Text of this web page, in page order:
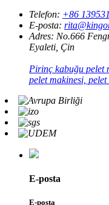
Telefon: +86
E-posta:
Adres: No.666
Eyaleti, Çin
Pirinç kabuğu pelet
pelet makinesi, pelet
E-posta
E-posta